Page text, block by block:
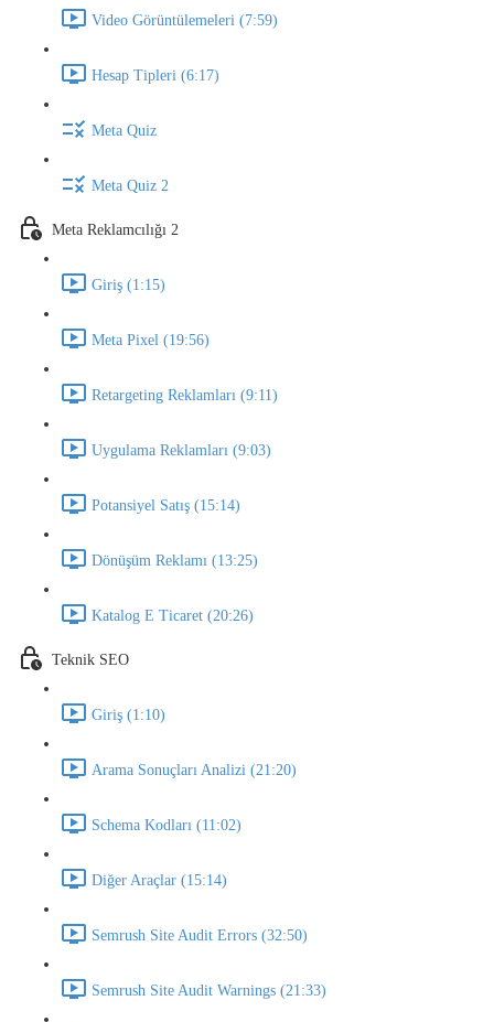
Video Görüntülemeleri (7:59)
Hesap Tipleri (6:17)
Meta Quiz
Meta Quiz 2
Meta Reklamcılığı 2
Giriş (1:15)
Meta Pixel (19:56)
Retargeting Reklamları (9:11)
Uygulama Reklamları (9:03)
Potansiyel Satış (15:14)
Dönüşüm Reklamı (13:25)
Katalog E Ticaret (20:26)
Teknik SEO
Giriş (1:10)
Arama Sonuçları Analizi (21:20)
Schema Kodları (11:02)
Diğer Araçlar (15:14)
Semrush Site Audit Errors (32:50)
Semrush Site Audit Warnings (21:33)